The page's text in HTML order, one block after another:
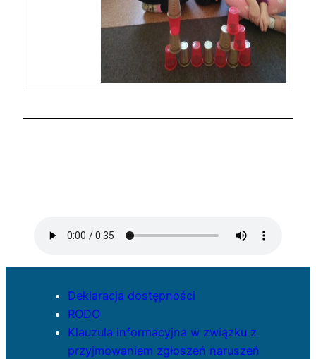
Deklaracja dostępności
RODO
Klauzula informacyjna w związku z
przyjmowaniem zgłoszeń naruszeń